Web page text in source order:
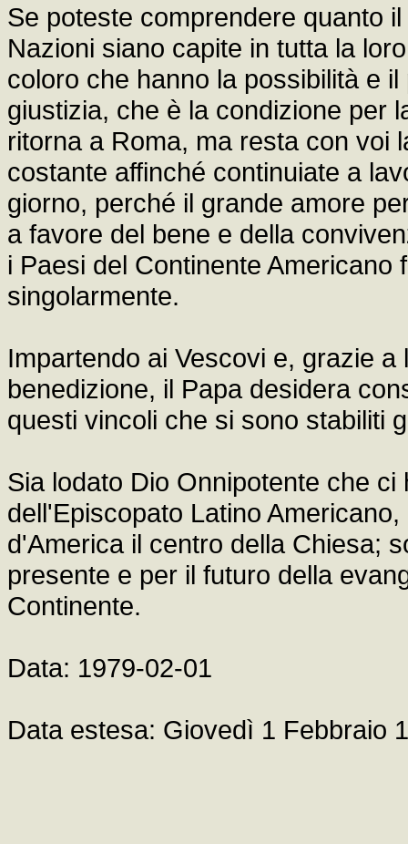
Se poteste comprendere quanto
Nazioni siano capite in tutta la
coloro che hanno la possibilità e
giustizia, che è la condizione per
ritorna a Roma, ma resta con voi
costante affinché continuiate a
giorno, perché il grande amore
a favore del bene e della
i Paesi del Continente
singolarmente.
Impartendo ai Vescovi e, grazie
benedizione, il Papa desidera
questi vincoli che si sono stabiliti
Sia lodato Dio Onnipotente che
dell'Episcopato Latino
d'America il centro della Chiesa;
presente e per il futuro della
Continente.
Data: 1979-02-01
Data estesa: Giovedì 1 Febbraio